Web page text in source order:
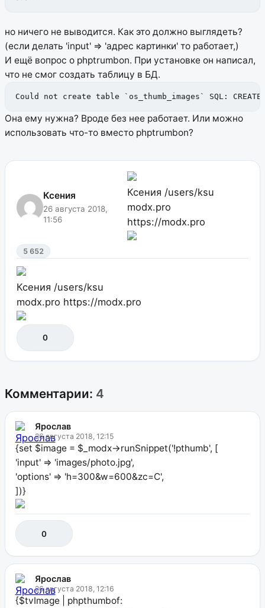
но ничего не выводится. Как это должно выглядеть?
(если делать 'input' => 'адрес картинки' то работает,)
И ещё вопрос о phptrumbon. При установке он написал,
что не смог создать таблицу в БД.
Could not create table `os_thumb_images` SQL:
Она ему нужна? Вроде без нее работает. Или можно
использовать что-то вместо phptrumbon?
Ксения
26 августа 2018,
11:56
Ксения /users/ksu
modx.pro
https://modx.pro
5 652
Ксения /users/ksu
modx.pro https://modx.pro
0
Комментарии: 4
Ярослав
26 августа 2018, 12:15
{set $image = $_modx->runSnippet('!pthumb', [
'input' => 'images/photo.jpg',
'options' => 'h=300&w=600&zc=C',
])}
0
Ярослав
26 августа 2018, 12:16
{$tvImage | phpthumbof: